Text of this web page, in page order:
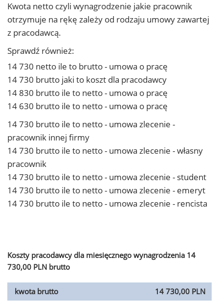
Kwota netto czyli wynagrodzenie jakie pracownik
otrzymuje na rękę zależy od rodzaju umowy zawartej
z pracodawcą.
Sprawdź również:
14 730 netto ile to brutto - umowa o pracę
14 730 brutto jaki to koszt dla pracodawcy
14 830 brutto ile to netto - umowa o pracę
14 630 brutto ile to netto - umowa o pracę
14 730 brutto ile to netto - umowa zlecenie -
pracownik innej firmy
14 730 brutto ile to netto - umowa zlecenie - własny
pracownik
14 730 brutto ile to netto - umowa zlecenie - student
14 730 brutto ile to netto - umowa zlecenie - emeryt
14 730 brutto ile to netto - umowa zlecenie - rencista
Koszty pracodawcy dla miesięcznego wynagrodzenia 14
730,00 PLN brutto
kwota brutto
14 730,00 PLN